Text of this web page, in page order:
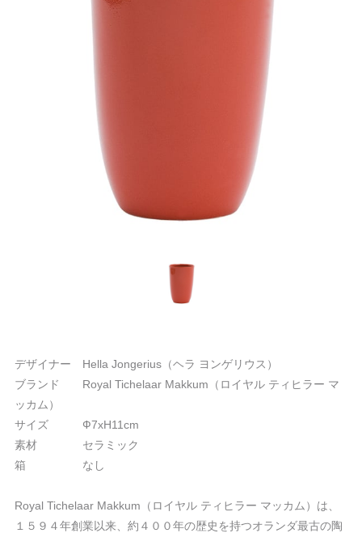
デザイナー Hella Jongerius（ヘラ ヨンゲリウス）
ブランド Royal Tichelaar Makkum（ロイヤル ティヒラー マ
ッカム）
サイズ Ф7xH11cm
素材 セラミック
箱 なし
Royal Tichelaar Makkum（ロイヤル ティヒラー マッカム）は、
１５９４年創業以来、約４００年の歴史を持つオランダ最古の陶